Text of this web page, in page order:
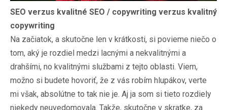
SEO verzus kvalitné SEO / copywriting verzus kvalitný
copywriting
Na začiatok, a skutočne len v krátkosti, si povieme niečo o
tom, aký je rozdiel medzi lacnými a nekvalitnými a
drahšími, no kvalitnými službami z tejto oblasti. Viem,
možno si budete hovoriť, že z vás robím hlupákov, verte
mi však, absolútne to tak nie je. Aj ja som si tieto rozdiely
niekedy neuvedomovala. Takže, skutočne v skratke, za